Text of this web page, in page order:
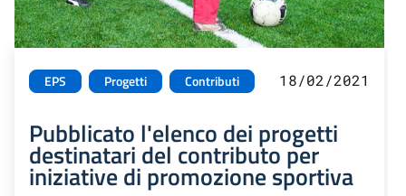
EPS Progetti Contributi 18/02/2021
Pubblicato l'elenco dei progetti
destinatari del contributo per
iniziative di promozione sportiva